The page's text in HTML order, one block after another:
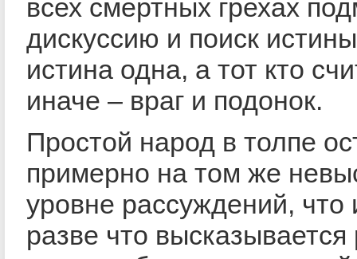
всех смертных грехах
дискуссию и поиск
истина одна, а тот кто
иначе – враг и подонок.
Простой народ в толпе
примерно на том же
уровне рассуждений, что
разве что высказывается